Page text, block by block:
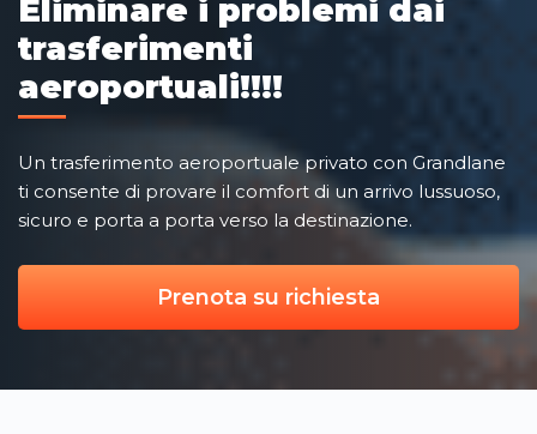
Eliminare i problemi dai
trasferimenti
aeroportuali!!!!
Un trasferimento aeroportuale privato con Grandlane
ti consente di provare il comfort di un arrivo lussuoso,
sicuro e porta a porta verso la destinazione.
Prenota su richiesta